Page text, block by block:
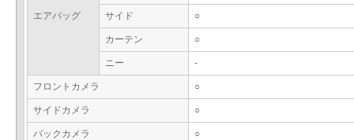
エアバッグ サイド ○
カーテン ○
ニー -
フロントカメラ ○
サイドカメラ ○
バックカメラ ○